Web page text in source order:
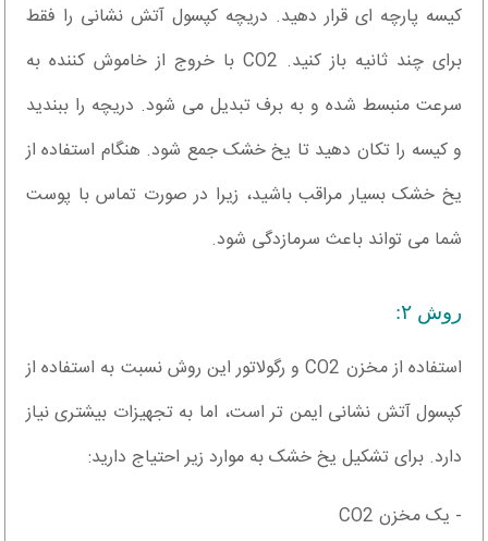
کیسه پارچه ای قرار دهید. دریچه کپسول آتش نشانی را فقط
برای چند ثانیه باز کنید. CO2 با خروج از خاموش کننده به
سرعت منبسط شده و به برف تبدیل می شود. دریچه را ببندید
و کیسه را تکان دهید تا یخ خشک جمع شود. هنگام استفاده از
یخ خشک بسیار مراقب باشید، زیرا در صورت تماس با پوست
شما می تواند باعث سرمازدگی شود.
روش ۲:
استفاده از مخزن CO2 و رگولاتور این روش نسبت به استفاده از
کپسول آتش نشانی ایمن تر است، اما به تجهیزات بیشتری نیاز
دارد. برای تشکیل یخ خشک به موارد زیر احتیاج دارید:
- یک مخزن CO2